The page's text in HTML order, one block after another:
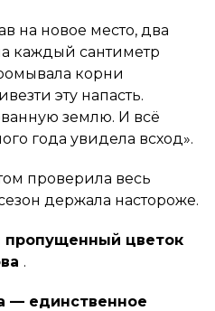
на новое место, два
каждый сантиметр
корни
эту напасть.
землю. И всё
года увидела всход».
проверила весь
держала настороже.
пропущенный цветок
.
— единственное